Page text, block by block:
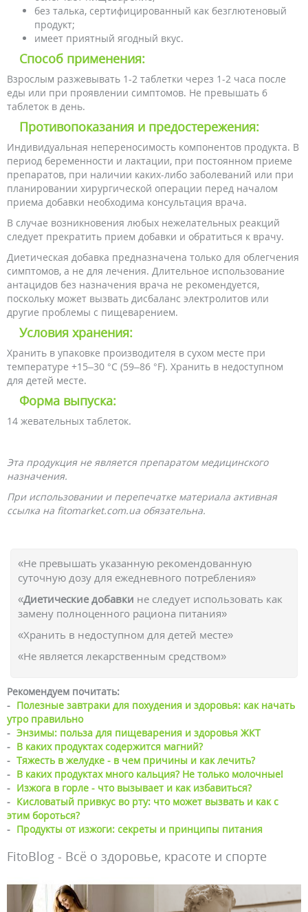
без талька, сертифицированный как безглютеновый
продукт;
имеет приятный ягодный вкус.
Способ применения:
Взрослым разжевывать 1-2 таблетки через 1-2 часа после
еды или при проявлении симптомов. Не превышать 6
таблеток в день.
Противопоказания и предостережения:
Индивидуальная непереносимость компонентов продукта. В
период беременности и лактации, при постоянном приеме
препаратов, при наличии каких-либо заболеваний или при
планировании хирургической операции перед началом
приема добавки необходима консультация врача.
В случае возникновения любых нежелательных реакций
следует прекратить прием добавки и обратиться к врачу.
Диетическая добавка предназначена только для облегчения
симптомов, а не для лечения. Длительное использование
антацидов без назначения врача не рекомендуется,
поскольку может вызвать дисбаланс электролитов или
другие проблемы с пищеварением.
Условия хранения:
Хранить в упаковке производителя в сухом месте при
температуре +15–30 °C (59–86 °F). Хранить в недоступном
для детей месте.
Форма выпуска:
14 жевательных таблеток.
Эта продукция не является препаратом медицинского
назначения.
При использовании и перепечатке материала активная
ссылка на fitomarket.com.ua обязательна.
«Не превышать указанную рекомендованную
суточную дозу для ежедневного потребления»
«Диетические добавки не следует использовать как
замену полноценного рациона питания»
«Хранить в недоступном для детей месте»
«Не является лекарственным средством»
Рекомендуем почитать:
- Полезные завтраки для похудения и здоровья: как начать
утро правильно
- Энзимы: польза для пищеварения и здоровья ЖКТ
- В каких продуктах содержится магний?
- Тяжесть в желудке - в чем причины и как лечить?
- В каких продуктах много кальция? Не только молочные!
- Изжога в горле - что вызывает и как избавиться?
- Кисловатый привкус во рту: что может вызвать и как с
этим бороться?
- Продукты от изжоги: секреты и принципы питания
FitoBlog - Всё о здоровье, красоте и спорте